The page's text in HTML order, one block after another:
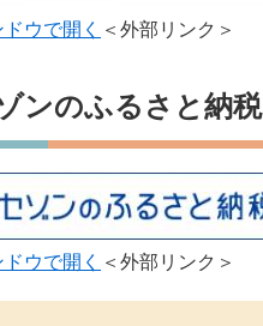
ウで開く ＜外部リンク＞
ンのふるさと納税
ウで開く ＜外部リンク＞